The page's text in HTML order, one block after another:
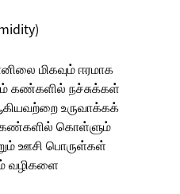
மிகவும் ஈரமாக
கண்களில் நச்சுக்கள்
உருவாக்கக்
கண்களில் கொள்ளும்
ஊசி பொருள்கள்
வழிகளை